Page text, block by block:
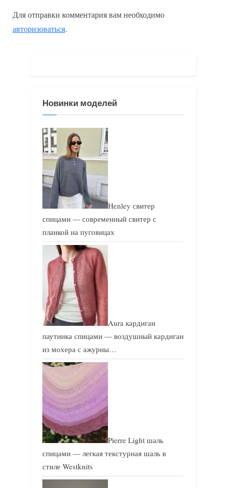
записям
ы
д
у
Для отправки комментария вам необходимо
авторизоваться.
Новинки моделей
Henley свитер
спицами — современный свитер с
планкой на пуговицах
Aura кардиган
паутинка спицами — воздушный кардиган
из мохера с ажурны…
Pierre Light шаль
спицами — легкая текстурная шаль в
стиле Westknits